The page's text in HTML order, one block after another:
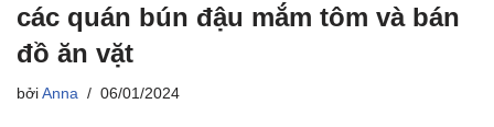
các quán bún đậu mắm tôm và bán
đồ ăn vặt
bởi Anna 06/01/2024